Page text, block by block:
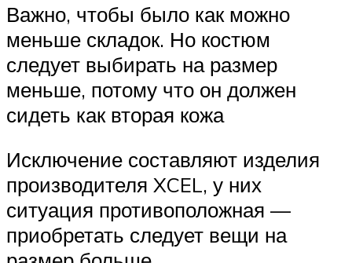
Важно, чтобы было как можно
меньше складок. Но костюм
следует выбирать на размер
меньше, потому что он должен
сидеть как вторая кожа
Исключение составляют изделия
производителя XCEL, у них
ситуация противоположная —
приобретать следует вещи на